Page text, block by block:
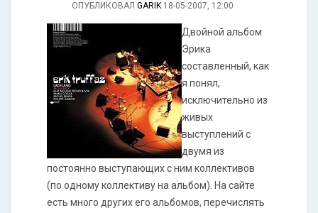
ОПУБЛИКОВАЛ GARIK 18-05-2007, 12:00
Двойной альбом
Эрика
составленный, как
я понял,
исключительно из
живых
выступлений с
двумя из
постоянно выступающих с ним коллективов
(по одному коллективу на альбом). На сайте
есть много других его альбомов, перечислять